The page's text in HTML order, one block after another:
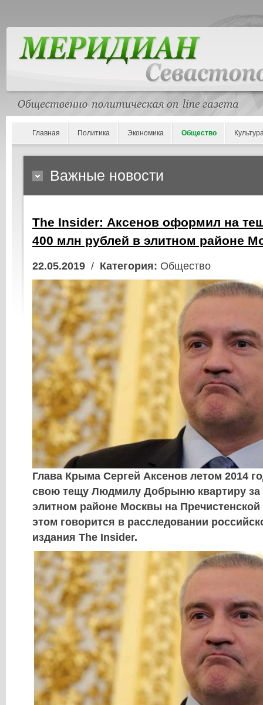
Главная Политика Экономика Общество
Важные новости
The Insider: Аксенов оформил на
400 млн рублей в элитном районе
22.05.2019 / Категория: Общество
Глава Крыма Сергей Аксенов летом 2014
свою тещу Людмилу Добрыню квартиру за
элитном районе Москвы на
этом говорится в расследовании
издания The Insider.